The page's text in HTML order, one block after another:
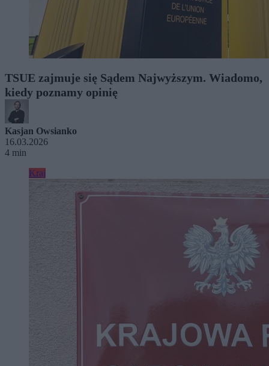
TSUE zajmuje się Sądem Najwyższym. Wiadomo,
kiedy poznamy opinię
Kasjan Owsianko
16.03.2026
4 min
Kraj